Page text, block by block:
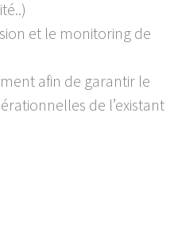
et le monitoring de
afin de garantir le
de l’existant